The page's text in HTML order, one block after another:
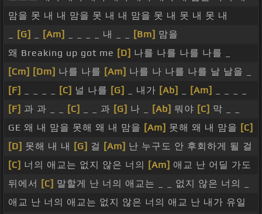
맘을 못 내 내 맘을 못 내 내 맘을 못 내 못 내 못 내
[G] [Am] _ _ _ _ 내 _ _ [Bm] 맘을
왜 Breaking up got me [D] 나를 나를 나를 나를 _
[Cm] [Dm] 나를 나를 [Am] 나를 나 나를 나를 날 날을 _
[F]
[C] 널 나를 [G] _ 내가 [Ab] [Am]
[F] 과 과 _ _ [C] _ _ 과 [G] 나 _ [Ab] 뭐야 [C] 막 _ _
GE 왜 내 맘을 못해 왜 내 맘을 [Am] 못해 왜 내 맘을 [C]
[D] 못해 내 내 [G] 걸 [Am] 난 누구도 안 후회하게 될 걸
[C] 너의 애교는 없지 않은 너의 [Am] 애교 난 어딜 가도
뒤에서
[C] 말할게 난 너의 애교는 _ _ 없지 않은 너의 _
애교 난 너의 애교는 없지 않은 너의 애교 난 내가 유일